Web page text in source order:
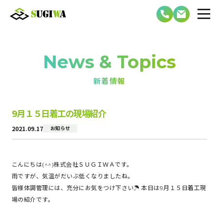
News & Topics
新着情報
9月１５日着工の現場紹介
2021.09.17 お知らせ
こんにちは(^^)株式会社ＳＵＧＩＷＡです。
雨ですが、気温がだいぶ低くなりましたね。
皆様体調管理には、充分にお気をつけ下さい☂ 本日は9月１５日着工現
場の紹介です。